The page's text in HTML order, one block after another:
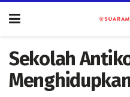
Sekolah